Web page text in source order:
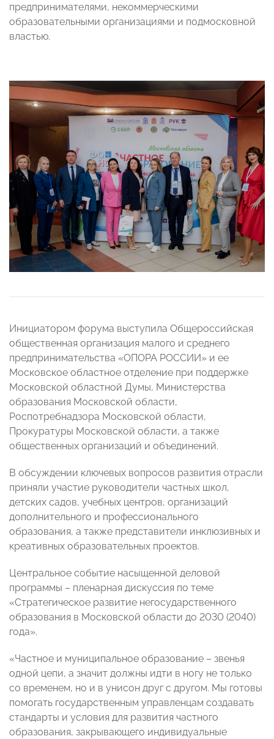
предпринимателями, некоммерческими
образовательными организациями и подмосковной
властью.
Инициатором форума выступила Общероссийская
общественная организация малого и среднего
предпринимательства «ОПОРА РОССИИ» и ее
Московское областное отделение при поддержке
Московской областной Думы, Министерства
образования Московской области,
Роспотребнадзора Московской области,
Прокуратуры Московской области, а также
общественных организаций и объединений.
В обсуждении ключевых вопросов развития отрасли
приняли участие руководители частных школ,
детских садов, учебных центров, организаций
дополнительного и профессионального
образования, а также представители инклюзивных и
креативных образовательных проектов.
Центральное событие насыщенной деловой
программы – пленарная дискуссия по теме
«Стратегическое развитие негосударственного
образования в Московской области до 2030 (2040)
года».
«Частное и муниципальное образование – звенья
одной цепи, а значит должны идти в ногу не только
со временем, но и в унисон друг с другом. Мы готовы
помогать государственным управленцам создавать
стандарты и условия для развития частного
образования, закрывающего индивидуальные